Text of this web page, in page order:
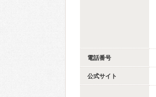
電話番号
公式サイト